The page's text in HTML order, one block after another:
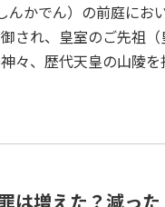
んかでん）の前庭にお
され、皇室のご先祖
々、歴代天皇の山陵
は増えた？減っ